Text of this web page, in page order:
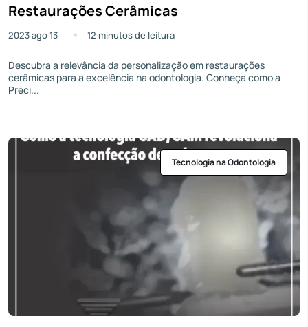
Restaurações Cerâmicas
2023 ago 13 12 minutos de leitura
Descubra a relevância da personalização em restaurações
cerâmicas para a excelência na odontologia. Conheça como a
Preci...
Tecnologia na Odontologia